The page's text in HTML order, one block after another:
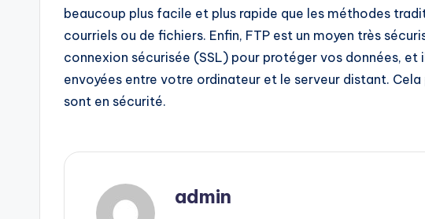
beaucoup plus facile et plus rapide que les méthodes
courriels ou de fichiers. Enfin, FTP est un moyen très
connexion sécurisée (SSL) pour protéger vos données,
envoyées entre votre ordinateur et le serveur distant.
sont en sécurité.
admin